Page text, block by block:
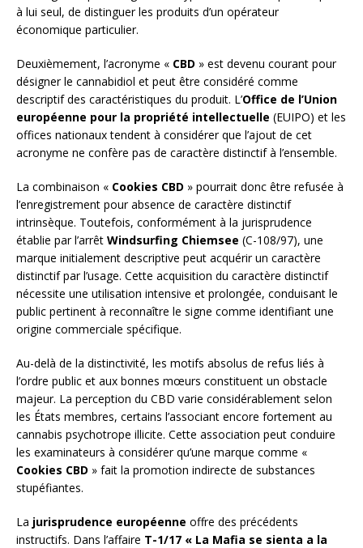
à lui seul, de distinguer les produits d’un opérateur
économique particulier.
Deuxièmement, l’acronyme « CBD » est devenu courant pour
désigner le cannabidiol et peut être considéré comme
descriptif des caractéristiques du produit. L’Office de l’Union
européenne pour la propriété intellectuelle (EUIPO) et les
offices nationaux tendent à considérer que l’ajout de cet
acronyme ne confère pas de caractère distinctif à l’ensemble.
La combinaison « Cookies CBD » pourrait donc être refusée à
l’enregistrement pour absence de caractère distinctif
intrinsèque. Toutefois, conformément à la jurisprudence
établie par l’arrêt Windsurfing Chiemsee (C-108/97), une
marque initialement descriptive peut acquérir un caractère
distinctif par l’usage. Cette acquisition du caractère distinctif
nécessite une utilisation intensive et prolongée, conduisant le
public pertinent à reconnaître le signe comme identifiant une
origine commerciale spécifique.
Au-delà de la distinctivité, les motifs absolus de refus liés à
l’ordre public et aux bonnes mœurs constituent un obstacle
majeur. La perception du CBD varie considérablement selon
les États membres, certains l’associant encore fortement au
cannabis psychotrope illicite. Cette association peut conduire
les examinateurs à considérer qu’une marque comme «
Cookies CBD » fait la promotion indirecte de substances
stupéfiantes.
La jurisprudence européenne offre des précédents
instructifs. Dans l’affaire T-1/17 « La Mafia se sienta a la